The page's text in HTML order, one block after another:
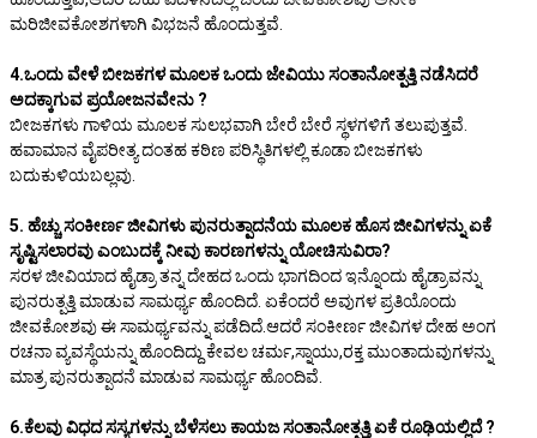
ಮರಿಜೀವಕೋಶಗಳಾಗಿ ವಿಭಜನೆ ಹೊಂದುತ್ತವೆ.
4.ಒಂದು ವೇಳೆ ಬೀಜಕಗಳ ಮೂಲಕ ಒಂದು ಜೇವಿಯು ಸಂತಾನೋತ್ಪತ್ತಿ ನಡೆಸಿದರೆ
ಅದಕ್ಕಾಗುವ ಪ್ರಯೋಜನವೇನು ?
ಬೀಜಕಗಳು ಗಾಳಿಯ ಮೂಲಕ ಸುಲಭವಾಗಿ ಬೇರೆ ಬೇರೆ ಸ್ಥಳಗಳಿಗೆ ತಲುಪುತ್ತವೆ.
ಹವಾಮಾನ ವೈಪರೀತ್ಯ ದಂತಹ ಕಠಿಣ ಪರಿಸ್ಥಿತಿಗಳಲ್ಲಿ ಕೂಡಾ ಬೀಜಕಗಳು
ಬದುಕುಳಿಯಬಲ್ಲವು.
5. ಹೆಚ್ಚು ಸಂಕೀರ್ಣ ಜೀವಿಗಳು ಪುನರುತ್ಪಾದನೆಯ ಮೂಲಕ ಹೊಸ ಜೀವಿಗಳನ್ನು ಏಕೆ
ಸೃಷ್ಟಿಸಲಾರವು ಎಂಬುದಕ್ಕೆ ನೀವು ಕಾರಣಗಳನ್ನು ಯೋಚಿಸುವಿರಾ?
ಸರಳ ಜೀವಿಯಾದ ಹೈಡ್ರಾ ತನ್ನ ದೇಹದ ಒಂದು ಭಾಗದಿಂದ ಇನ್ನೊಂದು ಹೈಡ್ರಾವನ್ನು
ಪುನರುತ್ಪತ್ತಿ ಮಾಡುವ ಸಾಮರ್ಥ್ಯ ಹೊಂದಿದೆ. ಏಕೆಂದರೆ ಅವುಗಳ ಪ್ರತಿಯೊಂದು
ಜೀವಕೋಶವು ಈ ಸಾಮರ್ಥ್ಯವನ್ನು ಪಡೆದಿದೆ.ಆದರೆ ಸಂಕೀರ್ಣ ಜೀವಿಗಳ ದೇಹ ಅಂಗ
ರಚನಾ ವ್ಯವಸ್ಥೆಯನ್ನು ಹೊಂದಿದ್ದು ಕೇವಲ ಚರ್ಮ,ಸ್ನಾಯು,ರಕ್ತ ಮುಂತಾದುವುಗಳನ್ನು
ಮಾತ್ರ ಪುನರುತ್ಪಾದನೆ ಮಾಡುವ ಸಾಮರ್ಥ್ಯ ಹೊಂದಿವೆ.
6.ಕೆಲವು ವಿಧದ ಸಸ್ಯಗಳನ್ನು ಬೆಳೆಸಲು ಕಾಯಜ ಸಂತಾನೋತ್ಪತ್ತಿ ಏಕೆ ರೂಢಿಯಲ್ಲಿದೆ ?